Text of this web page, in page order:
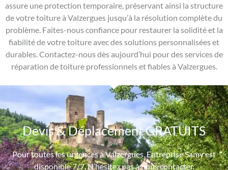
assure une protection temporaire, préservant ainsi la structure
de votre toiture à Valzergues jusqu’à la résolution complète du
problème. Faites-nous confiance pour restaurer la solidité et la
fiabilité de votre toiture avec des solutions personnalisées et
durables. Contactez-nous dès aujourd’hui pour des services de
réparation de toiture professionnels et fiables à Valzergues.
Devis & Déplacement GRATUITS
Pour toutes les urgences à Valzergues, Entreprise Samy est
disponible 7/7. N’hésitez pas à nous contacter.